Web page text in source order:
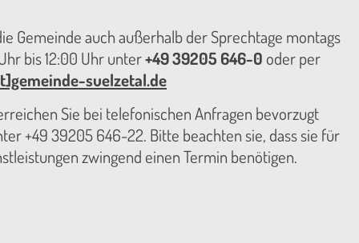
Gemeinde auch außerhalb der Sprechtage montags
bis 12:00 Uhr unter+49 39205 646-0 oder per
suelzetal.de
Sie bei telefonischen Anfragen bevorzugt
+49 39205 646-22. Bitte beachten sie, dass sie für
zwingend einen Termin benötigen.